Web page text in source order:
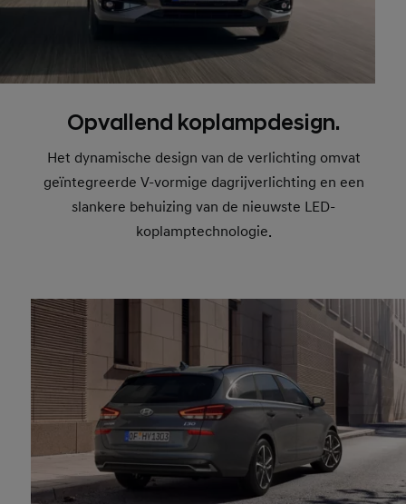
Opvallend koplampdesign.
Het dynamische design van de verlichting omvat
geïntegreerde V-vormige dagrijverlichting en een
slankere behuizing van de nieuwste LED-
koplamptechnologie.